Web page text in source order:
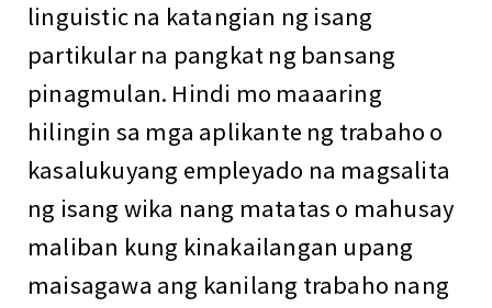
linguistic na katangian ng isang
partikular na pangkat ng bansang
pinagmulan. Hindi mo maaaring
hilingin sa mga aplikante ng trabaho o
kasalukuyang empleyado na magsalita
ng isang wika nang matatas o mahusay
maliban kung kinakailangan upang
maisagawa ang kanilang trabaho nang